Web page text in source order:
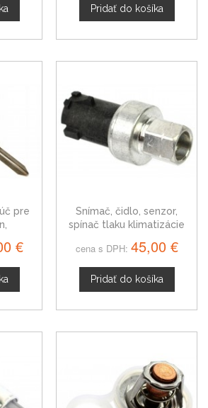
Pridať do košíka
pre
€
Snímač, čidlo, senzor,
spínač tlaku klimatizácie
cena s DPH: 45,00 €
Pridať do košíka